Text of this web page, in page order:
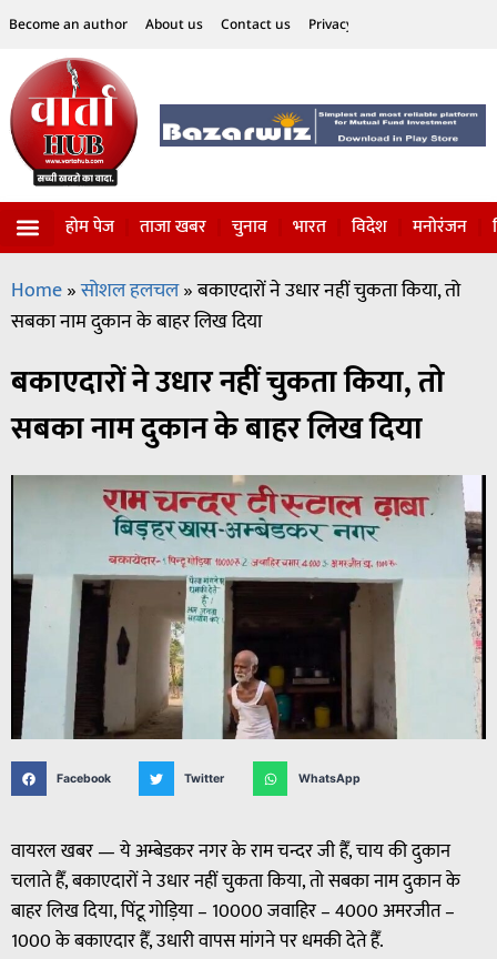
Become an author About us Contact us Privacy Policy
होम पेज ताजा खबर चुनाव भारत विदेश मनोरंजन
Home»सोशल हलचल»बकाएदारों ने उधार नहीं चुकता किया, तो
सबका नाम दुकान के बाहर लिख दिया
बकाएदारों ने उधार नहीं चुकता किया, तो
सबका नाम दुकान के बाहर लिख दिया
Facebook Twitter WhatsApp
वायरल खबर — ये अम्बेडकर नगर के राम चन्दर जी हैँ, चाय की दुकान
चलाते हैँ, बकाएदारों ने उधार नहीं चुकता किया, तो सबका नाम दुकान के
बाहर लिख दिया, पिंटू गोड़िया – 10000 जवाहिर – 4000 अमरजीत –
1000 के बकाएदार हैँ, उधारी वापस मांगने पर धमकी देते हैँ.